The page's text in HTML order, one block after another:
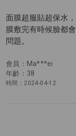
會員：Ma***ei
年齡：38
時間：2024-04-12
面膜超服貼超保水
膜敷完有時候臉都
問題。